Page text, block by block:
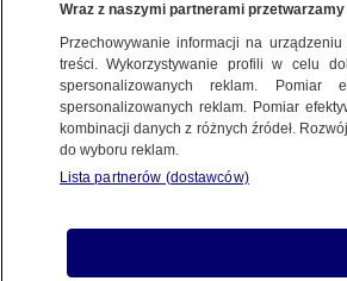
10.02.2020, 00:01Aktualizacja:
Udostępnij
Południowokoreański film
w historii Oscarów jako pierwszy
nieanglojęzyczny film, który
kategorii najlepszy film
pokonał między innymi "Boże
Wraz z naszymi partnerami
Przechowywanie informacji na
treści. Wykorzystywanie profili w celu
spersonalizowanych reklam. Pomiar
spersonalizowanych reklam. Pomiar
kombinacji danych z różnych źródeł.
do wyboru reklam.
Lista partnerów (dostawców)